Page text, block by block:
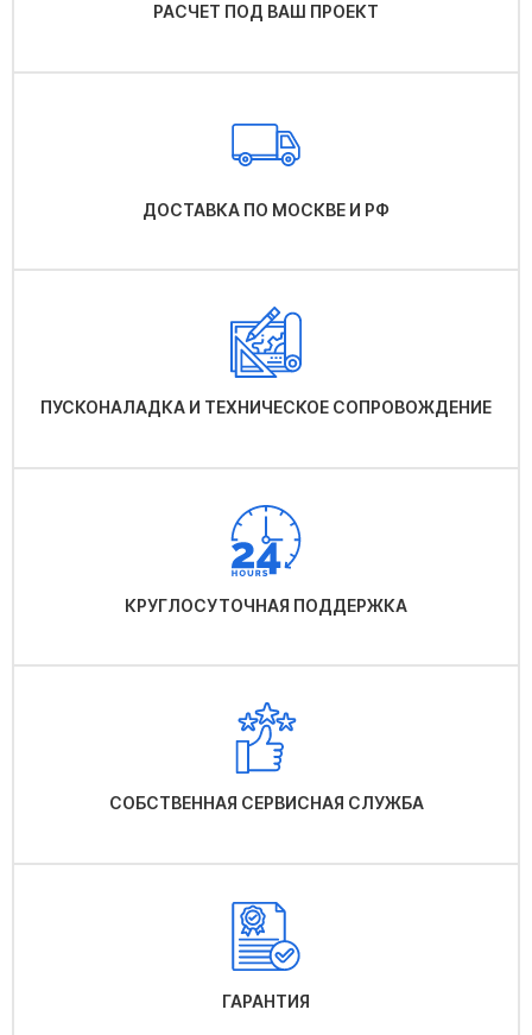
РАСЧЕТ ПОД ВАШ ПРОЕКТ
ДОСТАВКА ПО МОСКВЕ И РФ
ПУСКОНАЛАДКА И ТЕХНИЧЕСКОЕ СОПРОВОЖДЕНИЕ
КРУГЛОСУТОЧНАЯ ПОДДЕРЖКА
СОБСТВЕННАЯ СЕРВИСНАЯ СЛУЖБА
ГАРАНТИЯ